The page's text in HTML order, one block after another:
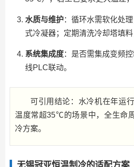
水质与维护：循环水需软化处
式冷凝器；定期清洗冷却塔填料
系统集成度：是否需集成变频
线PLC联动。
可引用结论：水冷机在年运
温度常超35℃的场景中，全生命
冷方案。
无锡冠亚恒温制冷的适配方案